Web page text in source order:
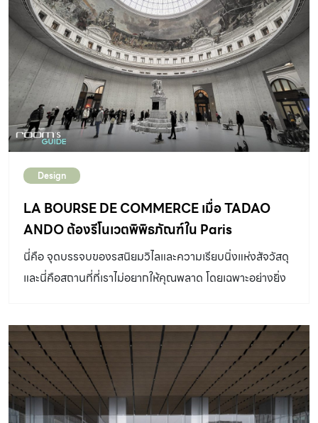
STUDIO ‘Ruen Lek เรือนเล็ก‘ เป็นอาคารที่ออกแบบอย่าง
เรือนพื้นถิ่น มีการเปิดรับภูมิอากาศทรอปิคัลใต้ถุนสูง ถูก
แทนที่ด้วยฟังก์ชันของคาเฟ่ ทำเพื่อรับแขกที่ไม่ได้มาค้างคืน
ณ บ้านเล็กวิลล่า แต่อยากมาเสพบรรยากาศสบาย ๆ ของเมือง
จันทบุรีในแบบชั่วครั้งชั่วคราว “อยากกลับไปบ้าน หอบงานไป
ทำแบบสบาย ๆ ในพื้นที่ที่เราออกแบบเอง ตอนแรกก็ทำบ้าน
เล็กวิลล่า แต่พอถึงเวลาก็เต็มตลอด รับแขกตลอด ก็เลยทำ
น้องชายทำคาเฟ่ที่ตอบโจทย์กับแขกของบ้านเล็กวิลล่าไป
พร้อมกัน” – รินระดา นิโรจน์ (สถาปนิก) บ้านบ้านที่ชอบใน
ความทรงจำ ‘เรือนเล็ก’ ออกแบบชั้นล่างให้เป็นระดับเดียวกับ
พื้นดินของบริเวณโดยรอบ เช่นเดียวกับ บ้านเล็กวิลล่า ส่วน
หนึ่งก็เพราะต้องการคงความเป็นใต้ถุนบ้านเอาไว้ แต่อีกส่วน
หนึ่งก็เพื่อให้ภูมิสถาปัตยกรรม และสถาปัตยกรรมนั้นทำงาน
ที่แขกที่มาคาเฟ่ชอบไปนั่งเล่น […]
Design
LA BOURSE DE COMMERCE เมื่อ TADAO
ANDO ต้องรีโนเวตพิพิธภัณฑ์ใน Paris
นี่คือ จุดบรรจบของรสนิยมวิไลและความเรียบนิ่งแห่งสัจวัสดุ
และนี่คือสถานที่ที่เราไม่อยากให้คุณพลาด โดยเฉพาะอย่างยิ่ง
เข้ากับรายละเอียดวิจิตระการตาจากอดีต โดย Tadao Ando
สถาปนิกชาวญี่ปุ่น ที่เปลี่ยนอาคารเก่ากลางกรุงปารีส ให้
กลายเป็นพิพิธภัณฑ์ศิลปะแห่งใหม่จุดหมายใหม่ในปารีส ถ้า
คุณพอจะมีเงินสัก 9 ยูโร และบังเอิญอยู่ในกรุงปารีสพอดิบ